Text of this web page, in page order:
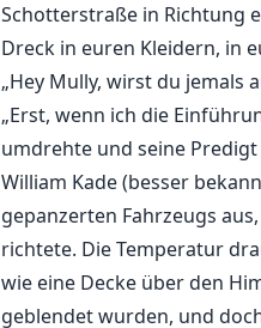
Schotterstraße in Richtung
Dreck in euren Kleidern, in
„Hey Mully, wirst du jemals
„Erst, wenn ich die
umdrehte und seine
William Kade (besser
gepanzerten Fahrzeugs
richtete. Die Temperatur
wie eine Decke über den
geblendet wurden, und